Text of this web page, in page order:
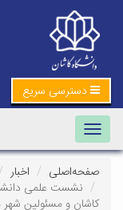
دسترسی سریع
Toggle navigation
صفحه‌اصلی اخبار
نشست علمی
کاشان و مسئولین